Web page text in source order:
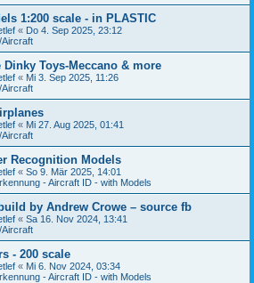
1:200 scale - in PLASTIC
« Do 4. Sep 2025, 23:12
Aircraft
Dinky Toys-Meccano & more
« Mi 3. Sep 2025, 11:26
Aircraft
« Mi 27. Aug 2025, 01:41
Aircraft
Recognition Models
« So 9. Mär 2025, 14:01
- Aircraft ID - with Models
by Andrew Crowe – source fb
« Sa 16. Nov 2024, 13:41
Aircraft
- 200 scale
« Mi 6. Nov 2024, 03:34
- Aircraft ID - with Models